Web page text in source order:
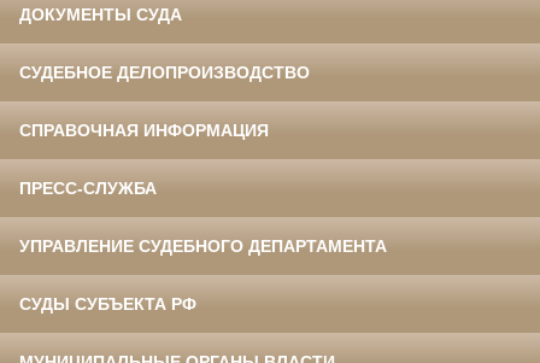
ДОКУМЕНТЫ СУДА
СУДЕБНОЕ ДЕЛОПРОИЗВОДСТВО
СПРАВОЧНАЯ ИНФОРМАЦИЯ
ПРЕСС-СЛУЖБА
УПРАВЛЕНИЕ СУДЕБНОГО ДЕПАРТАМЕНТА
СУДЫ СУБЪЕКТА РФ